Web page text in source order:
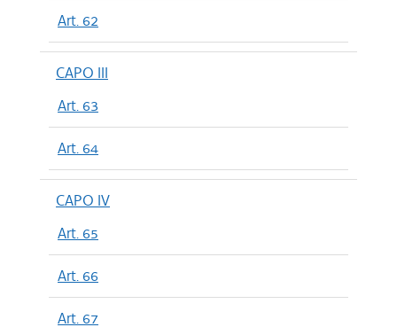
Art. 62
CAPO III
Art. 63
Art. 64
CAPO IV
Art. 65
Art. 66
Art. 67